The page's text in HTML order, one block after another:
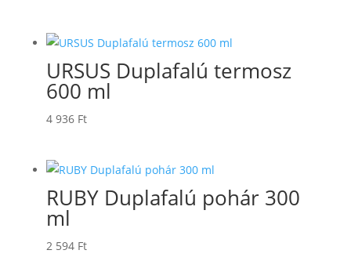
URSUS Duplafalú termosz
600 ml
4 936 Ft
RUBY Duplafalú pohár 300
ml
2 594 Ft